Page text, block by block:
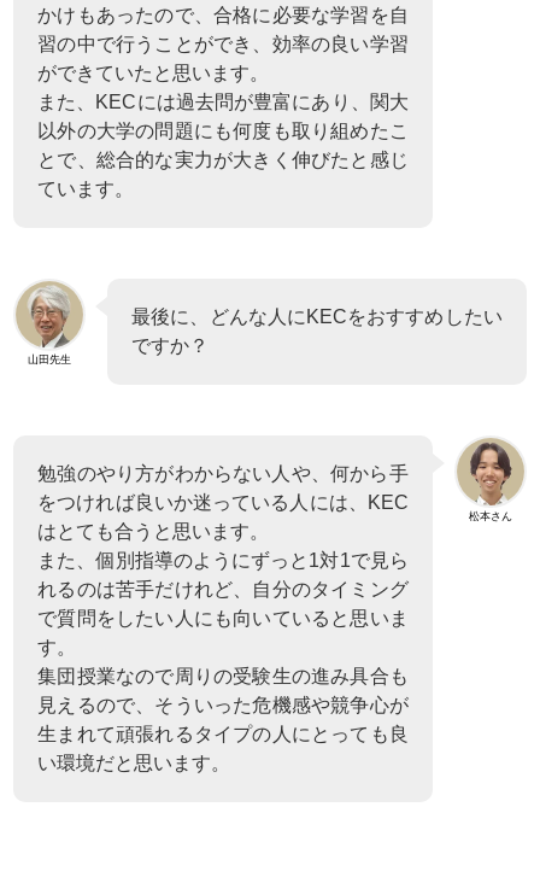
かけもあったので、合格に必要な学習を自
習の中で行うことができ、効率の良い学習
ができていたと思います。
また、KECには過去問が豊富にあり、関大
以外の大学の問題にも何度も取り組めたこ
とで、総合的な実力が大きく伸びたと感じ
ています。
山田先生
最後に、どんな人にKECをおすすめしたい
ですか？
松本さん
勉強のやり方がわからない人や、何から手
をつければ良いか迷っている人には、KEC
はとても合うと思います。
また、個別指導のようにずっと1対1で見ら
れるのは苦手だけれど、自分のタイミング
で質問をしたい人にも向いていると思いま
す。
集団授業なので周りの受験生の進み具合も
見えるので、そういった危機感や競争心が
生まれて頑張れるタイプの人にとっても良
い環境だと思います。